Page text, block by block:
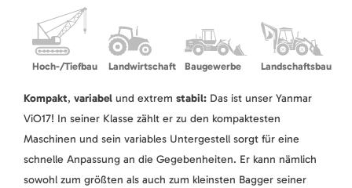
Hoch-/Tiefbau Landwirtschaft Baugewerbe Landschaftsbau
Kompakt, variabel und extrem stabil: Das ist unser Yanmar
ViO17! In seiner Klasse zählt er zu den kompaktesten
Maschinen und sein variables Untergestell sorgt für eine
schnelle Anpassung an die Gegebenheiten. Er kann nämlich
sowohl zum größten als auch zum kleinsten Bagger seiner